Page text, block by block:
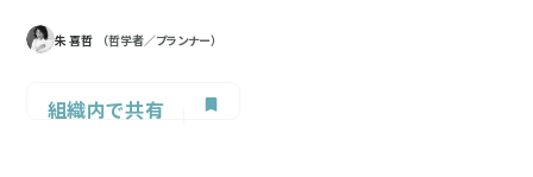
朱 喜哲 （哲学者／プランナー）
組織内で共有